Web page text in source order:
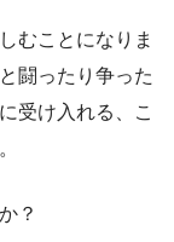
むことになりま
闘ったり争った
受け入れる、こ
？